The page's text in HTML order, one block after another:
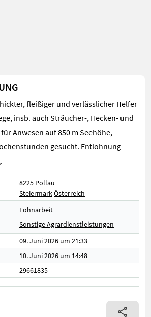
fleißiger und verlässlicher Helfer
insb. auch Sträucher-, Hecken- und
Anwesen auf 850 m Seehöhe,
gesucht. Entlohnung
8225 Pöllau
SteiermarkÖsterreich
Lohnarbeit
Sonstige Agrardienstleistungen
09. Juni 2026 um 21:33
10. Juni 2026 um 14:48
29661835